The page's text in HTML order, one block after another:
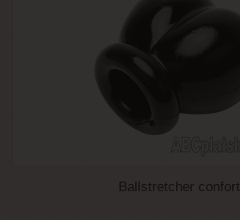
Ballstretcher confort